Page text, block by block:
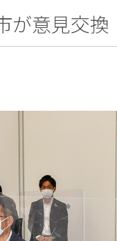
が意見交換